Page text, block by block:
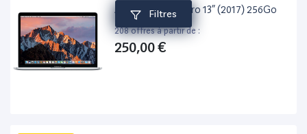
Filtres
Apple MacBook Pro 13” (2017) 256Go
208 offres à partir de :
250,00 €